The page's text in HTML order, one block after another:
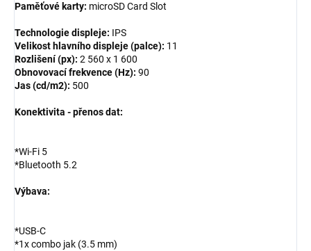
Paměťové karty: microSD Card Slot
Technologie displeje: IPS
Velikost hlavního displeje (palce): 11
Rozlišení (px): 2 560 x 1 600
Obnovovací frekvence (Hz): 90
Jas (cd/m2): 500
Konektivita - přenos dat:
*Wi-Fi 5
*Bluetooth 5.2
Výbava:
*USB-C
*1x combo jak (3.5 mm)